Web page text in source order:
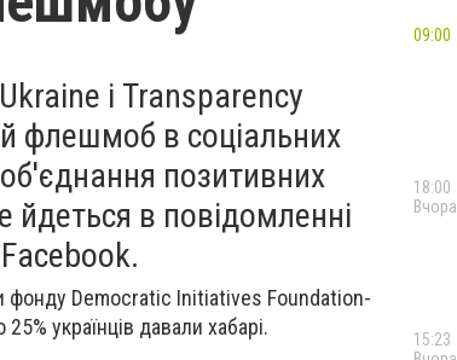
і Transparency
флешмоб в соціальних
позитивних
йдеться в повідомленні
фонду Democratic Initiatives Foundation-
українців давали хабарі.
09:00
18:00
Вчора
15:23